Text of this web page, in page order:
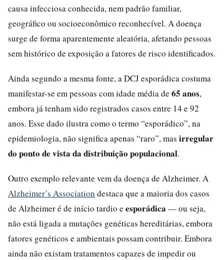
causa infecciosa conhecida, nem padrão familiar,
geográfico ou socioeconômico reconhecível. A doença
surge de forma aparentemente aleatória, afetando pessoas
sem histórico de exposição a fatores de risco identificados.
Ainda segundo a mesma fonte, a DCJ esporádica costuma
manifestar-se em pessoas com idade média de 65 anos,
embora já tenham sido registrados casos entre 14 e 92
anos. Esse dado ilustra como o termo “esporádico”, na
epidemiologia, não significa apenas “raro”, mas irregular
do ponto de vista da distribuição populacional.
Outro exemplo relevante vem da doença de Alzheimer. A
Alzheimer’s Association destaca que a maioria dos casos
de Alzheimer é de início tardio e esporádica — ou seja,
não está ligada a mutações genéticas hereditárias, embora
fatores genéticos e ambientais possam contribuir. Embora
ainda não existam tratamentos capazes de impedir ou